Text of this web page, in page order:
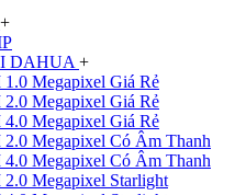
+
DAHUA +
Megapixel Giá Rẻ
Megapixel Giá Rẻ
Megapixel Giá Rẻ
Megapixel Có Âm Thanh
Megapixel Có Âm Thanh
Megapixel Starlight